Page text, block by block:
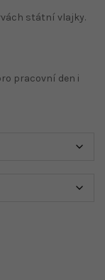
státní vlajky.
pracovní den i